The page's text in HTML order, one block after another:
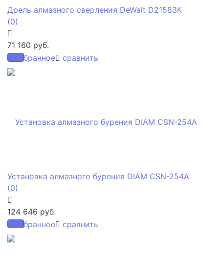
избранное сравнить
Дрель алмазного сверления DeWalt D21583К
(0)
71 160 руб.
избранное сравнить
Установка алмазного бурения DIAM CSN-254A
(0)
124 646 руб.